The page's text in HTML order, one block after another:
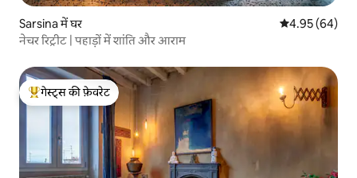
Sarsina में घर औसत रेटिंग 5 में
4.95 (64)
नेचर रिट्रीट | पहाड़ों में शांति और आराम
गेस्ट्स का टॉप फ़ेवरेट
गेस्ट्स की फ़ेवरेट